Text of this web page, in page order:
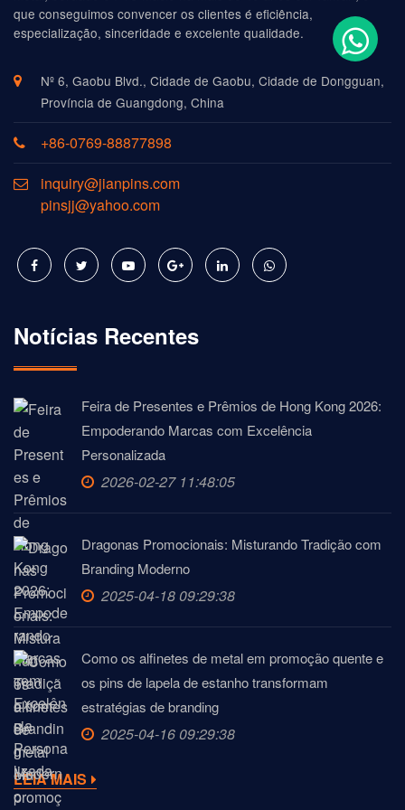
que conseguimos convencer os clientes é eficiência,
especialização, sinceridade e excelente qualidade.
Nº 6, Gaobu Blvd., Cidade de Gaobu, Cidade de Dongguan,
Província de Guangdong, China
+86-0769-88877898
inquiry@jianpins.com
pinsjj@yahoo.com
Notícias Recentes
Feira de Presentes e Prêmios de Hong Kong 2026:
Empoderando Marcas com Excelência
Personalizada
2026-02-27 11:48:05
Dragonas Promocionais: Misturando Tradição com
Branding Moderno
2025-04-18 09:29:38
Como os alfinetes de metal em promoção quente e
os pins de lapela de estanho transformam
estratégias de branding
2025-04-16 09:29:38
LEIA MAIS